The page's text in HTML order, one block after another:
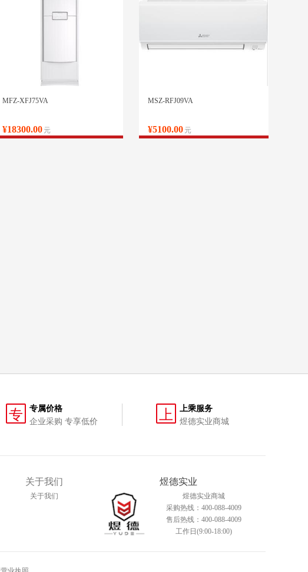
MFZ-XFJ75VA
¥18300.00 元
MSZ-RFJ09VA
¥5100.00 元
专
专属价格
企业采购 专享低价
上
上乘服务
煜德实业商城
关于我们
关于我们
煜德实业
煜德实业商城
采购热线：400-088-4009
售后热线：400-088-4009
工作日(9:00-18:00)